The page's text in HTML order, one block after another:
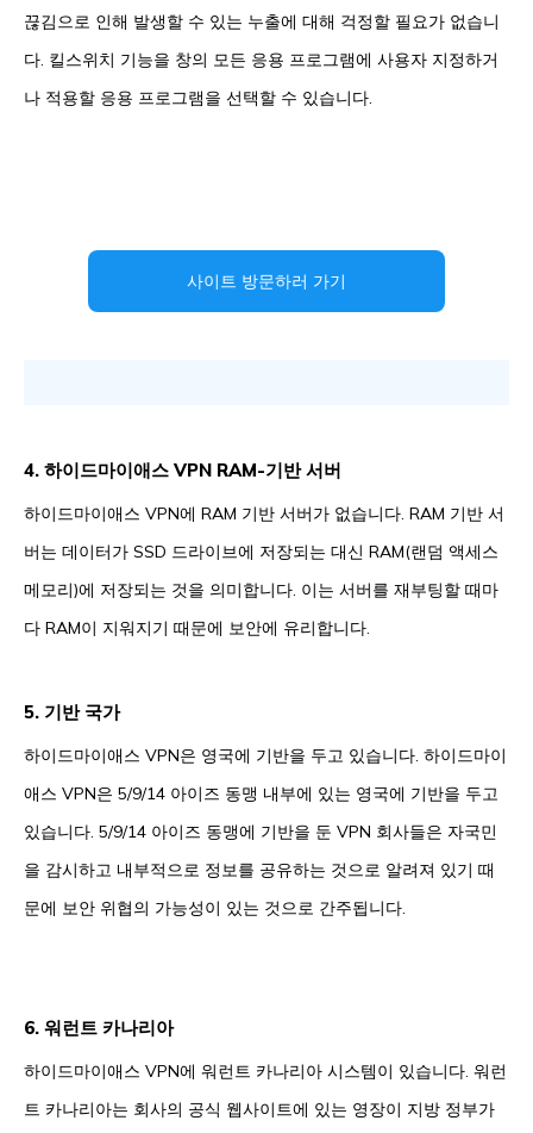
끊김으로 인해 발생할 수 있는 누출에 대해 걱정할 필요가 없습니
다. 킬스위치 기능을 창의 모든 응용 프로그램에 사용자 지정하거
나 적용할 응용 프로그램을 선택할 수 있습니다.
사이트 방문하러 가기
4. 하이드마이애스 VPN RAM-기반 서버
하이드마이애스 VPN에 RAM 기반 서버가 없습니다. RAM 기반 서
버는 데이터가 SSD 드라이브에 저장되는 대신 RAM(랜덤 액세스
메모리)에 저장되는 것을 의미합니다. 이는 서버를 재부팅할 때마
다 RAM이 지워지기 때문에 보안에 유리합니다.
5. 기반 국가
하이드마이애스 VPN은 영국에 기반을 두고 있습니다. 하이드마이
애스 VPN은 5/9/14 아이즈 동맹 내부에 있는 영국에 기반을 두고
있습니다. 5/9/14 아이즈 동맹에 기반을 둔 VPN 회사들은 자국민
을 감시하고 내부적으로 정보를 공유하는 것으로 알려져 있기 때
문에 보안 위협의 가능성이 있는 것으로 간주됩니다.
6. 워런트 카나리아
하이드마이애스 VPN에 워런트 카나리아 시스템이 있습니다. 워런
트 카나리아는 회사의 공식 웹사이트에 있는 영장이 지방 정부가